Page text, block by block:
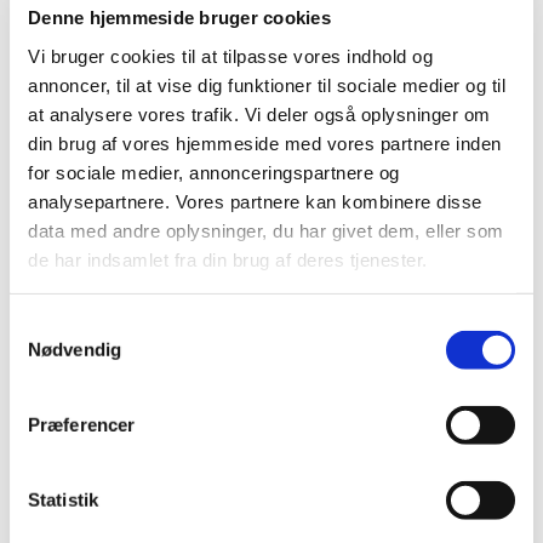
Denne hjemmeside bruger cookies
Vi bruger cookies til at tilpasse vores indhold og
annoncer, til at vise dig funktioner til sociale medier og til
at analysere vores trafik. Vi deler også oplysninger om
din brug af vores hjemmeside med vores partnere inden
for sociale medier, annonceringspartnere og
analysepartnere. Vores partnere kan kombinere disse
data med andre oplysninger, du har givet dem, eller som
de har indsamlet fra din brug af deres tjenester.
Nødvendig
Præferencer
Statistik
virksomheder til informations- og dialogmøde om
Oxybutynin tabletter erstatter magistrelt
fremstillede glycopyrrolat tabletter
| 16. juli 2025 |
Oxybutynin “Macure” 5 mg tabletter er tilgængelige på
det danske marked og kan bruges mod overdreven…
Ny forsøgsordning giver mulighed for at
forhandle fortrolige priser på medicin
I dag træder en ny forsøgsordning i kraft, der giver
Fra 28. april 2025 får Methenamine hippurate
EQL Pharma, tabletter generelt klausuleret
tilskud